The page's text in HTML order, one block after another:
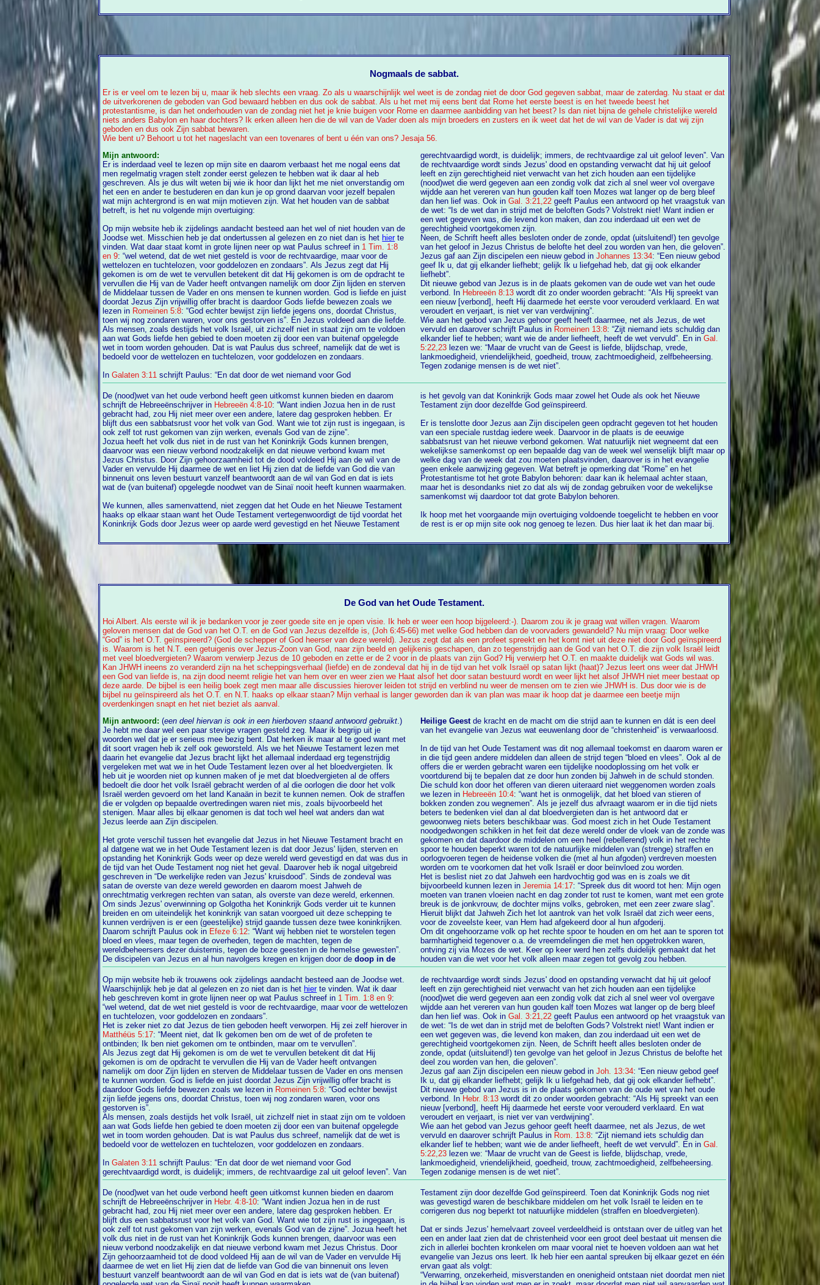
Nogmaals de sabbat.
Er is er veel om te lezen bij u, maar ik heb slechts een vraag. Zo als u waarschijnlijk wel weet is de zondag niet de door God gegeven sabbat, maar de zaterdag. Nu staat er dat
de uitverkorenen de geboden van God bewaard hebben en dus ook de sabbat. Als u het met mij eens bent dat Rome het eerste beest is en het tweede beest het
protestantisme, is dan het onderhouden van de zondag niet het je knie buigen voor Rome en daarmee aanbidding van het beest? Is dan niet bijna de gehele christelijke wereld
niets anders Babylon en haar dochters? Ik erken alleen hen die de wil van de Vader doen als mijn broeders en zusters en ik weet dat het de wil van de Vader is dat wij zijn
geboden en dus ook Zijn sabbat bewaren.
Wie bent u? Behoort u tot het nageslacht van een tovenares of bent u één van ons? Jesaja 56.
Mijn antwoord:
Er is inderdaad veel te lezen op mijn site en daarom verbaast het me nogal eens dat
men regelmatig vragen stelt zonder eerst gelezen te hebben wat ik daar al heb
geschreven. Als je dus wilt weten bij wie ik hoor dan lijkt het me niet onverstandig om
het een en ander te bestuderen en dan kun je op grond daarvan voor jezelf bepalen
wat mijn achtergrond is en wat mijn motieven zijn. Wat het houden van de sabbat
betreft, is het nu volgende mijn overtuiging:
Op mijn website heb ik zijdelings aandacht besteed aan het wel of niet houden van de
Joodse wet. Misschien heb je dat ondertussen al gelezen en zo niet dan is het hierte
vinden. Wat daar staat komt in grote lijnen neer op wat Paulus schreef in 1 Tim. 1:8
en 9: “wel wetend, dat de wet niet gesteld is voor de rechtvaardige, maar voor de
wettelozen en tuchtelozen, voor goddelozen en zondaars”. Als Jezus zegt dat Hij
gekomen is om de wet te vervullen betekent dit dat Hij gekomen is om de opdracht te
vervullen die Hij van de Vader heeft ontvangen namelijk om door Zijn lijden en sterven
de Middelaar tussen de Vader en ons mensen te kunnen worden. God is liefde en juist
doordat Jezus Zijn vrijwillig offer bracht is daardoor Gods liefde bewezen zoals we
lezen in Romeinen 5:8: “God echter bewijst zijn liefde jegens ons, doordat Christus,
toen wij nog zondaren waren, voor ons gestorven is”. En Jezus voldeed aan die liefde.
Als mensen, zoals destijds het volk Israël, uit zichzelf niet in staat zijn om te voldoen
aan wat Gods liefde hen gebied te doen moeten zij door een van buitenaf opgelegde
wet in toom worden gehouden. Dat is wat Paulus dus schreef, namelijk dat de wet is
bedoeld voor de wettelozen en tuchtelozen, voor goddelozen en zondaars.
InGalaten 3:11 schrijft Paulus: “En dat door de wet niemand voor God
gerechtvaardigd wordt, is duidelijk; immers, de rechtvaardige zal uit geloof leven”. Van
de rechtvaardige wordt sinds Jezus' dood en opstanding verwacht dat hij uit geloof
leeft en zijn gerechtigheid niet verwacht van het zich houden aan een tijdelijke
(nood)wet die werd gegeven aan een zondig volk dat zich al snel weer vol overgave
wijdde aan het vereren van hun gouden kalf toen Mozes wat langer op de berg bleef
dan hen lief was. Ook in Gal. 3:21,22 geeft Paulus een antwoord op het vraagstuk van
de wet: “Is de wet dan in strijd met de beloften Gods? Volstrekt niet! Want indien er
een wet gegeven was, die levend kon maken, dan zou inderdaad uit een wet de
gerechtigheid voortgekomen zijn.
Neen, de Schrift heeft alles besloten onder de zonde, opdat (uitsluitend!) ten gevolge
van het geloof in Jezus Christus de belofte het deel zou worden van hen, die geloven”.
Jezus gaf aan Zijn discipelen een nieuw gebod in Johannes 13:34: “Een nieuw gebod
geef Ik u, dat gij elkander liefhebt; gelijk Ik u liefgehad heb, dat gij ook elkander
liefhebt”.
Dit nieuwe gebod van Jezus is in de plaats gekomen van de oude wet van het oude
verbond. In Hebreeën 8:13 wordt dit zo onder woorden gebracht: “Als Hij spreekt van
een nieuw [verbond], heeft Hij daarmede het eerste voor verouderd verklaard. En wat
veroudert en verjaart, is niet ver van verdwijning”.
Wie aan het gebod van Jezus gehoor geeft heeft daarmee, net als Jezus, de wet
vervuld en daarover schrijft Paulus in Romeinen 13:8: “Zijt niemand iets schuldig dan
elkander lief te hebben; want wie de ander liefheeft, heeft de wet vervuld”. En in Gal.
5:22,23 lezen we: “Maar de vrucht van de Geest is liefde, blijdschap, vrede,
lankmoedigheid, vriendelijkheid, goedheid, trouw, zachtmoedigheid, zelfbeheersing.
Tegen zodanige mensen is de wet niet”.
De (nood)wet van het oude verbond heeft geen uitkomst kunnen bieden en daarom
schrijft de Hebreeënschrijver in Hebreeën 4:8-10: “Want indien Jozua hen in de rust
gebracht had, zou Hij niet meer over een andere, latere dag gesproken hebben. Er
blijft dus een sabbatsrust voor het volk van God. Want wie tot zijn rust is ingegaan, is
ook zelf tot rust gekomen van zijn werken, evenals God van de zijne”.
Jozua heeft het volk dus niet in de rust van het Koninkrijk Gods kunnen brengen,
daarvoor was een nieuw verbond noodzakelijk en dat nieuwe verbond kwam met
Jezus Christus. Door Zijn gehoorzaamheid tot de dood voldeed Hij aan de wil van de
Vader en vervulde Hij daarmee de wet en liet Hij zien dat de liefde van God die van
binnenuit ons leven bestuurt vanzelf beantwoordt aan de wil van God en dat is iets
wat de (van buitenaf) opgelegde noodwet van de Sinaï nooit heeft kunnen waarmaken.
We kunnen, alles samenvattend, niet zeggen dat het Oude en het Nieuwe Testament
haaks op elkaar staan want het Oude Testament vertegenwoordigt de tijd voordat het
Koninkrijk Gods door Jezus weer op aarde werd gevestigd en het Nieuwe Testament
is het gevolg van dat Koninkrijk Gods maar zowel het Oude als ook het Nieuwe
Testament zijn door dezelfde God geïnspireerd.
Er is tenslotte door Jezus aan Zijn discipelen geen opdracht gegeven tot het houden
van een speciale rustdag iedere week. Daarvoor in de plaats is de eeuwige
sabbatsrust van het nieuwe verbond gekomen. Wat natuurlijk niet wegneemt dat een
wekelijkse samenkomst op een bepaalde dag van de week wel wenselijk blijft maar op
welke dag van de week dat zou moeten plaatsvinden, daarover is in het evangelie
geen enkele aanwijzing gegeven. Wat betreft je opmerking dat “Rome” en het
Protestantisme tot het grote Babylon behoren: daar kan ik helemaal achter staan,
maar het is desondanks niet zo dat als wij de zondag gebruiken voor de wekelijkse
samenkomst wij daardoor tot dat grote Babylon behoren.
Ik hoop met het voorgaande mijn overtuiging voldoende toegelicht te hebben en voor
de rest is er op mijn site ook nog genoeg te lezen. Dus hier laat ik het dan maar bij.
De God van het Oude Testament.
Hoi Albert. Als eerste wil ik je bedanken voor je zeer goede site en je open visie. Ik heb er weer een hoop bijgeleerd:-). Daarom zou ik je graag wat willen vragen. Waarom
geloven mensen dat de God van het O.T. en de God van Jezus dezelfde is, (Joh 6:45-66) met welke God hebben dan de voorvaders gewandeld? Nu mijn vraag: Door welke
“God” is het O.T. geïnspireerd? (God de schepper of God heerser van deze wereld). Jezus zegt dat als een profeet spreekt en het komt niet uit deze niet door God geïnspireerd
is. Waarom is het N.T. een getuigenis over Jezus-Zoon van God, naar zijn beeld en gelijkenis geschapen, dan zo tegenstrijdig aan de God van het O.T. die zijn volk Israël leidt
met veel bloedvergieten? Waarom verwierp Jezus de 10 geboden en zette er de 2 voor in de plaats van zijn God? Hij verwierp het O.T. en maakte duidelijk wat Gods wil was.
Kan JHWH ineens zo veranderd zijn na het scheppingsverhaal (liefde) en de zondeval dat hij in de tijd van het volk Israël op satan lijkt (haat)? Jezus leert ons weer dat JHWH
een God van liefde is, na zijn dood neemt religie het van hem over en weer zien we Haat alsof het door satan bestuurd wordt en weer lijkt het alsof JHWH niet meer bestaat op
deze aarde. De bijbel is een heilig boek zegt men maar alle discussies hierover leiden tot strijd en verblind nu weer de mensen om te zien wie JHWH is. Dus door wie is de
bijbel nu geïnspireerd als het O.T. en N.T. haaks op elkaar staan? Mijn verhaal is langer geworden dan ik van plan was maar ik hoop dat je daarmee een beetje mijn
overdenkingen snapt en het niet beziet als aanval.
Mijn antwoord: (een deel hiervan is ook in een hierboven staand antwoord gebruikt .)
Je hebt me daar wel een paar stevige vragen gesteld zeg. Maar ik begrijp uit je
woorden wel dat je er serieus mee bezig bent. Dat herken ik maar al te goed want met
dit soort vragen heb ik zelf ook geworsteld. Als we het Nieuwe Testament lezen met
daarin het evangelie dat Jezus bracht lijkt het allemaal inderdaad erg tegenstrijdig
vergeleken met wat we in het Oude Testament lezen over al het bloedvergieten. Ik
heb uit je woorden niet op kunnen maken of je met dat bloedvergieten al de offers
bedoelt die door het volk Israël gebracht werden of al die oorlogen die door het volk
Israël werden gevoerd om het land Kanaän in bezit te kunnen nemen. Ook de straffen
die er volgden op bepaalde overtredingen waren niet mis, zoals bijvoorbeeld het
stenigen. Maar alles bij elkaar genomen is dat toch wel heel wat anders dan wat
Jezus leerde aan Zijn discipelen.
Het grote verschil tussen het evangelie dat Jezus in het Nieuwe Testament bracht en
al datgene wat we in het Oude Testament lezen is dat door Jezus' lijden, sterven en
opstanding het Koninkrijk Gods weer op deze wereld werd gevestigd en dat was dus in
de tijd van het Oude Testament nog niet het geval. Daarover heb ik nogal uitgebreid
geschreven in “De werkelijke reden van Jezus' kruisdood”. Sinds de zondeval was
satan de overste van deze wereld geworden en daarom moest Jahweh de
onrechtmatig verkregen rechten van satan, als overste van deze wereld, erkennen.
Om sinds Jezus' overwinning op Golgotha het Koninkrijk Gods verder uit te kunnen
breiden en om uiteindelijk het koninkrijk van satan voorgoed uit deze schepping te
kunnen verdrijven is er een (geestelijke) strijd gaande tussen deze twee koninkrijken.
Daarom schrijft Paulus ook in Efeze 6:12: “Want wij hebben niet te worstelen tegen
bloed en vlees, maar tegen de overheden, tegen de machten, tegen de
wereldbeheersers dezer duisternis, tegen de boze geesten in de hemelse gewesten”.
De discipelen van Jezus en al hun navolgers kregen en krijgen door dedoop in de
Heilige Geest de kracht en de macht om die strijd aan te kunnen en dát is een deel
van het evangelie van Jezus wat eeuwenlang door de “christenheid” is verwaarloosd.
In de tijd van het Oude Testament was dit nog allemaal toekomst en daarom waren er
in die tijd geen andere middelen dan alleen de strijd tegen “bloed en vlees”. Ook al de
offers die er werden gebracht waren een tijdelijke noodoplossing om het volk er
voortdurend bij te bepalen dat ze door hun zonden bij Jahweh in de schuld stonden.
Die schuld kon door het offeren van dieren uiteraard niet weggenomen worden zoals
we lezen in Hebreeën 10:4: “want het is onmogelijk, dat het bloed van stieren of
bokken zonden zou wegnemen”. Als je jezelf dus afvraagt waarom er in die tijd niets
beters te bedenken viel dan al dat bloedvergieten dan is het antwoord dat er
gewoonweg niets beters beschikbaar was. God moest zich in het Oude Testament
noodgedwongen schikken in het feit dat deze wereld onder de vloek van de zonde was
gekomen en dat daardoor de middelen om een heel (rebellerend) volk in het rechte
spoor te houden beperkt waren tot de natuurlijke middelen van (strenge) straffen en
oorlogvoeren tegen de heidense volken die (met al hun afgoden) verdreven moesten
worden om te voorkomen dat het volk Israël er door beïnvloed zou worden.
Het is beslist niet zo dat Jahweh een hardvochtig god was en is zoals we dit
bijvoorbeeld kunnen lezen in Jeremia 14:17: “Spreek dus dit woord tot hen: Mijn ogen
moeten van tranen vloeien nacht en dag zonder tot rust te komen, want met een grote
breuk is de jonkvrouw, de dochter mijns volks, gebroken, met een zeer zware slag”.
Hieruit blijkt dat Jahweh Zich het lot aantrok van het volk Israël dat zich weer eens,
voor de zoveelste keer, van Hem had afgekeerd door al hun afgoderij.
Om dit ongehoorzame volk op het rechte spoor te houden en om het aan te sporen tot
barmhartigheid tegenover o.a. de vreemdelingen die met hen opgetrokken waren,
ontving zij via Mozes de wet. Keer op keer werd hen zelfs duidelijk gemaakt dat het
houden van die wet voor het volk alleen maar zegen tot gevolg zou hebben.
Op mijn website heb ik trouwens ook zijdelings aandacht besteed aan de Joodse wet.
Waarschijnlijk heb je dat al gelezen en zo niet dan is het hierte vinden. Wat ik daar
heb geschreven komt in grote lijnen neer op wat Paulus schreef in 1 Tim. 1:8 en 9:
“wel wetend, dat de wet niet gesteld is voor de rechtvaardige, maar voor de wettelozen
en tuchtelozen, voor goddelozen en zondaars”.
Het is zeker niet zo dat Jezus de tien geboden heeft verworpen. Hij zei zelf hierover in
Matthéüs 5:17: “Meent niet, dat Ik gekomen ben om de wet of de profeten te
ontbinden; Ik ben niet gekomen om te ontbinden, maar om te vervullen”.
Als Jezus zegt dat Hij gekomen is om de wet te vervullen betekent dit dat Hij
gekomen is om de opdracht te vervullen die Hij van de Vader heeft ontvangen
namelijk om door Zijn lijden en sterven de Middelaar tussen de Vader en ons mensen
te kunnen worden. God is liefde en juist doordat Jezus Zijn vrijwillig offer bracht is
daardoor Gods liefde bewezen zoals we lezen in Romeinen 5:8: “God echter bewijst
zijn liefde jegens ons, doordat Christus, toen wij nog zondaren waren, voor ons
gestorven is”.
Als mensen, zoals destijds het volk Israël, uit zichzelf niet in staat zijn om te voldoen
aan wat Gods liefde hen gebied te doen moeten zij door een van buitenaf opgelegde
wet in toom worden gehouden. Dat is wat Paulus dus schreef, namelijk dat de wet is
bedoeld voor de wettelozen en tuchtelozen, voor goddelozen en zondaars.
InGalaten 3:11 schrijft Paulus: “En dat door de wet niemand voor God
gerechtvaardigd wordt, is duidelijk; immers, de rechtvaardige zal uit geloof leven”. Van
de rechtvaardige wordt sinds Jezus' dood en opstanding verwacht dat hij uit geloof
leeft en zijn gerechtigheid niet verwacht van het zich houden aan een tijdelijke
(nood)wet die werd gegeven aan een zondig volk dat zich al snel weer vol overgave
wijdde aan het vereren van hun gouden kalf toen Mozes wat langer op de berg bleef
dan hen lief was. Ook in Gal. 3:21,22 geeft Paulus een antwoord op het vraagstuk van
de wet: “Is de wet dan in strijd met de beloften Gods? Volstrekt niet! Want indien er
een wet gegeven was, die levend kon maken, dan zou inderdaad uit een wet de
gerechtigheid voortgekomen zijn. Neen, de Schrift heeft alles besloten onder de
zonde, opdat (uitsluitend!) ten gevolge van het geloof in Jezus Christus de belofte het
deel zou worden van hen, die geloven”.
Jezus gaf aan Zijn discipelen een nieuw gebod in Joh. 13:34: “Een nieuw gebod geef
Ik u, dat gij elkander liefhebt; gelijk Ik u liefgehad heb, dat gij ook elkander liefhebt”.
Dit nieuwe gebod van Jezus is in de plaats gekomen van de oude wet van het oude
verbond. In
Hebr. 8:13 wordt dit zo onder woorden gebracht: “Als Hij spreekt van een
nieuw [verbond], heeft Hij daarmede het eerste voor verouderd verklaard. En wat
veroudert en verjaart, is niet ver van verdwijning”.
Wie aan het gebod van Jezus gehoor geeft heeft daarmee, net als Jezus, de wet
vervuld en daarover schrijft Paulus in Rom. 13:8: “Zijt niemand iets schuldig dan
elkander lief te hebben; want wie de ander liefheeft, heeft de wet vervuld”. En in Gal.
5:22,23 lezen we: “Maar de vrucht van de Geest is liefde, blijdschap, vrede,
lankmoedigheid, vriendelijkheid, goedheid, trouw, zachtmoedigheid, zelfbeheersing.
Tegen zodanige mensen is de wet niet”.
De (nood)wet van het oude verbond heeft geen uitkomst kunnen bieden en daarom
schrijft de Hebreeënschrijver in Hebr. 4:8-10: “Want indien Jozua hen in de rust
gebracht had, zou Hij niet meer over een andere, latere dag gesproken hebben. Er
blijft dus een sabbatsrust voor het volk van God. Want wie tot zijn rust is ingegaan, is
ook zelf tot rust gekomen van zijn werken, evenals God van de zijne”. Jozua heeft het
volk dus niet in de rust van het Koninkrijk Gods kunnen brengen, daarvoor was een
nieuw verbond noodzakelijk en dat nieuwe verbond kwam met Jezus Christus. Door
Zijn gehoorzaamheid tot de dood voldeed Hij aan de wil van de Vader en vervulde Hij
daarmee de wet en liet Hij zien dat de liefde van God die van binnenuit ons leven
bestuurt vanzelf beantwoordt aan de wil van God en dat is iets wat de (van buitenaf)
Testament zijn door dezelfde God geïnspireerd. Toen dat Koninkrijk Gods nog niet
was gevestigd waren de beschikbare middelen om het volk Israël te leiden en te
corrigeren dus nog beperkt tot natuurlijke middelen (straffen en bloedvergieten).
Dat er sinds Jezus' hemelvaart zoveel verdeeldheid is ontstaan over de uitleg van het
een en ander laat zien dat de christenheid voor een groot deel bestaat uit mensen die
zich in allerlei bochten kronkelen om maar vooral niet te hoeven voldoen aan wat het
evangelie van Jezus ons leert. Ik heb hier een aantal spreuken bij elkaar gezet en één
ervan gaat als volgt:
“Verwarring, onzekerheid, misverstanden en onenigheid ontstaan niet doordat men niet